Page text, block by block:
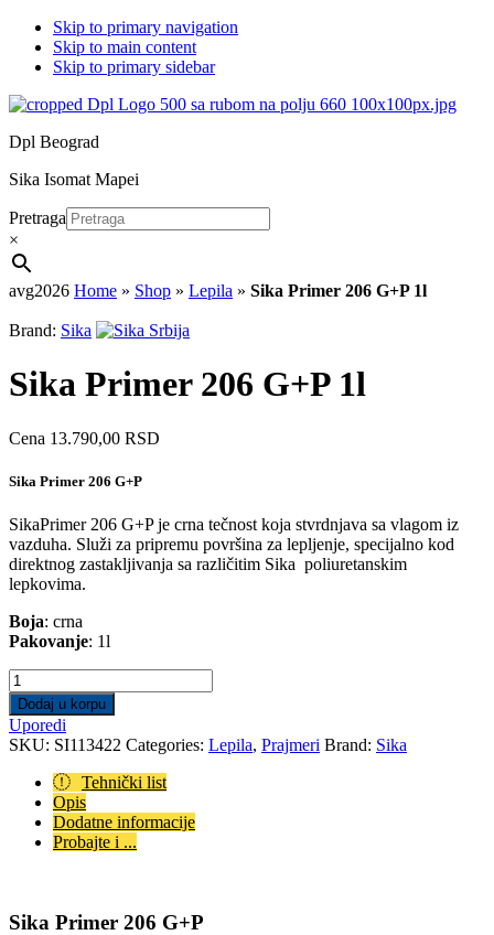
Skip to primary navigation
Skip to main content
Skip to primary sidebar
Dpl Beograd
Sika Isomat Mapei
Pretraga
×
avg2026 Home » Shop » Lepila » Sika Primer 206 G+P 1l
Brand: Sika
Sika Primer 206 G+P 1l
Cena 13.790,00 RSD
Sika Primer 206 G+P
SikaPrimer 206 G+P je crna tečnost koja stvrdnjava sa vlagom iz
vazduha. Služi za pripremu površina za lepljenje, specijalno kod
direktnog zastakljivanja sa različitim Sika poliuretanskim
lepkovima.
Boja: crna
Pakovanje: 1l
Sika
Primer
206
G+P
1l
quantity
Dodaj u korpu
Uporedi
SKU: SI113422 Categories: Lepila, Prajmeri Brand: Sika
Tehnički list
Opis
Dodatne informacije
Probajte i ...
Sika Primer 206 G+P